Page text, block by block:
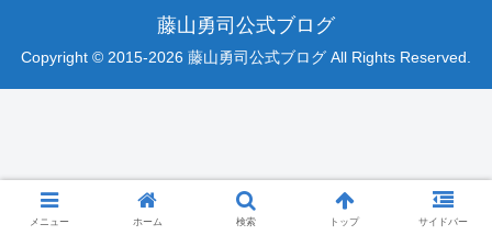
藤山勇司公式ブログ
Copyright © 2015-2026 藤山勇司公式ブログ All Rights Reserved.
メニュー ホーム 検索 トップ サイドバー